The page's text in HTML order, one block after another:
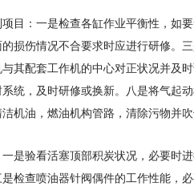
：一是检查各缸作业平衡性，如
损伤情况不合要求时应进行研修。
其配套工作机的中心对正状况并及
统，及时研修或换新。八是将气起
机油，燃油机构管路，清除污物并吹
验看活塞顶部积炭状况，必要时
检查喷油器针阀偶件的工作性能，